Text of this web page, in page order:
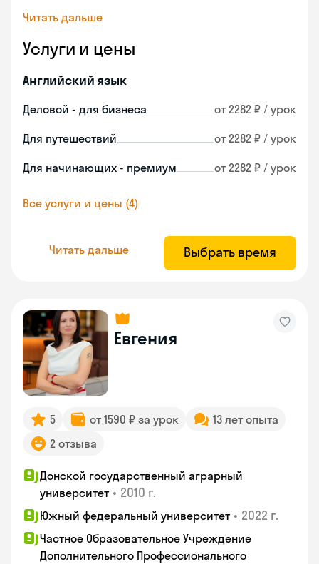
Читать дальше
Услуги и цены
Английский язык
Деловой - для бизнеса от 2282 ₽ / урок
Для путешествий от 2282 ₽ / урок
Для начинающих - премиум от 2282 ₽ / урок
Все услуги и цены (4)
Читать дальше Выбрать время
Евгения
5 от 1590 ₽ за урок
13 лет опыта
2 отзыва
Донской государственный аграрный
университет • 2010 г.
Южный федеральный университет • 2022 г.
Частное Образовательное Учреждение
Дополнительного Профессионального